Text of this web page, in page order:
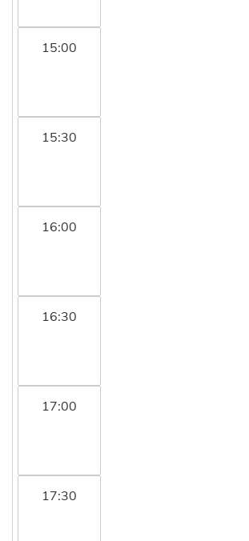
15:00
15:30
16:00
16:30
17:00
17:30